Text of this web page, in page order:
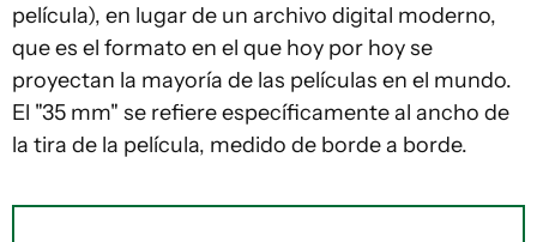
película), en lugar de un archivo digital moderno,
que es el formato en el que hoy por hoy se
proyectan la mayoría de las películas en el mundo.
El "35 mm" se refiere específicamente al ancho de
la tira de la película, medido de borde a borde.